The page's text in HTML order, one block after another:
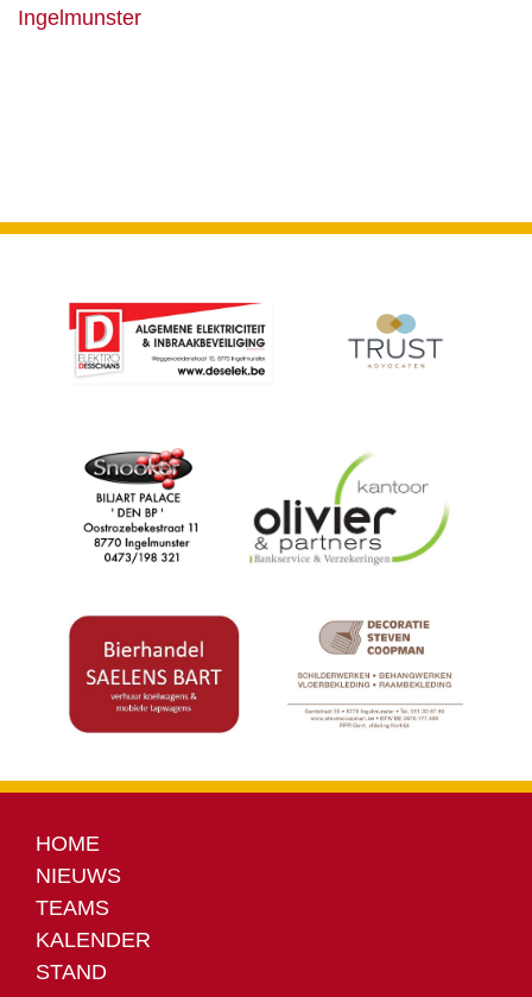
Ingelmunster
HOME
NIEUWS
TEAMS
KALENDER
STAND